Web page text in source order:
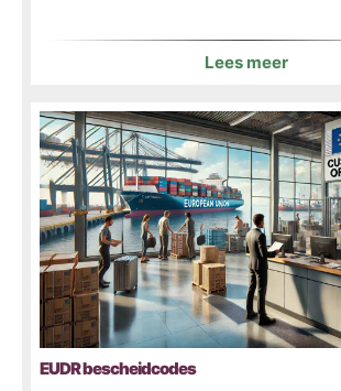
Lees meer
EUDR bescheidcodes